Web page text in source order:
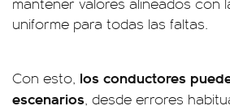
uniforme para todas las faltas.
Con esto, los conductores
escenarios, desde errores